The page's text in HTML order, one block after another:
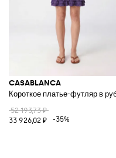
CASABLANCA
Короткое платье-футляр в
52 193,73 ₽
33 926,02 ₽
-35%